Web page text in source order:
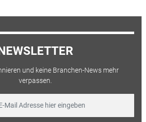
und keine Branchen-News mehr
verpassen.